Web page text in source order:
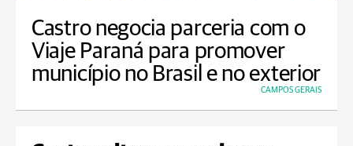
Castro negocia parceria com o
Viaje Paraná para promover
município no Brasil e no exterior
CAMPOS GERAIS